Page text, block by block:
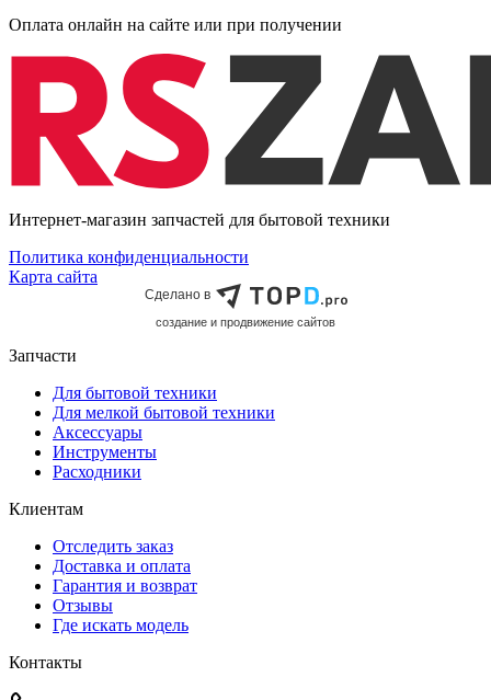
Оплата онлайн на сайте или при получении
Интернет-магазин запчастей для бытовой техники
Политика конфиденциальности
Карта сайта
Сделано в
cоздание и продвижение сайтов
Запчасти
Для бытовой техники
Для мелкой бытовой техники
Аксессуары
Инструменты
Расходники
Клиентам
Отследить заказ
Доставка и оплата
Гарантия и возврат
Отзывы
Где искать модель
Контакты